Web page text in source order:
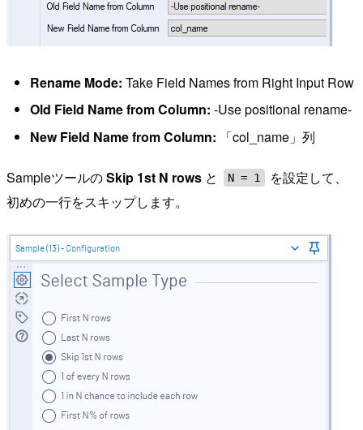
Rename Mode: Take Field Names from Right Input Row
Old Field Name from Column: -Use positional rename-
New Field Name from Column: 「col_name」列
SampleツールのSkip 1st N rows と N = 1
を設定して、
初めの一行をスキップします。